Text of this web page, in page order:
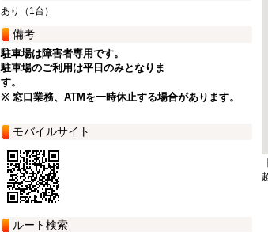
あり（1台）
備考
駐車場は障害者専用です。
駐車場のご利用は平日のみとなりま
す
※ 窓口業務、ATMを一時休止する場合があります。
モバイルサイト
ルート検索